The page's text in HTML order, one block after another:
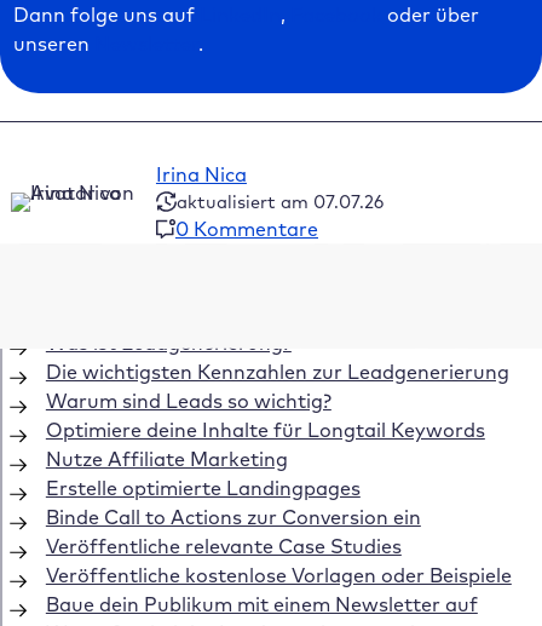
Dann folge uns auf ,
oder über
unseren
.
Irina Nica
aktualisiert am 07.07.26
0 Kommentare
Was ist Leadgenerierung?
Die wichtigsten Kennzahlen zur Leadgenerierung
Warum sind Leads so wichtig?
Optimiere deine Inhalte für Longtail Keywords
Nutze Affiliate Marketing
Erstelle optimierte Landingpages
Binde Call to Actions zur Conversion ein
Veröffentliche relevante Case Studies
Veröffentliche kostenlose Vorlagen oder Beispiele
Baue dein Publikum mit einem Newsletter auf